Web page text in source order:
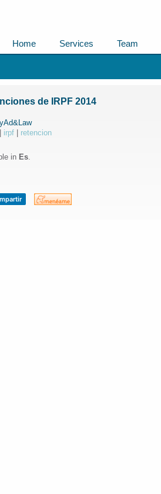
Home Services Team
de IRPF 2014
irpf retencion
in Es